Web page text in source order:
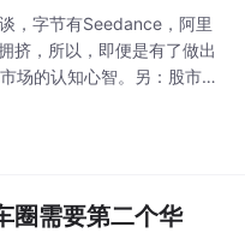
，字节有Seedance，阿里
挤，所以，即便是有了做出
场的认知心智。另：股市有
在AI技术下，变现多少价
圈需要第二个华